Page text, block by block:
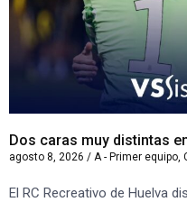
Dos caras muy distintas
agosto 8, 2026 / A - Primer equipo
El RC Recreativo de Huelva